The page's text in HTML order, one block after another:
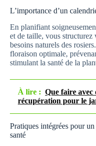
L’importance d’un
En planifiant
et de taille, vous structurez
besoins naturels des
floraison optimale,
stimulant la santé de la
À lire : Que faire avec
récupération pour le
Pratiques intégrées pour
santé